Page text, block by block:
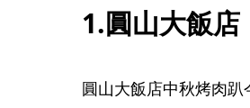
1.圓山大飯店
圓山大飯店中秋烤肉